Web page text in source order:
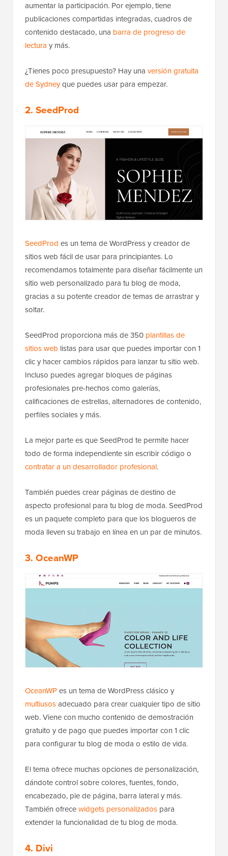
aumentar la participación. Por ejemplo, tiene
publicaciones compartidas integradas, cuadros de
contenido destacado, una barra de progreso de
lectura y más.
¿Tienes poco presupuesto? Hay una versión gratuita
de Sydneyque puedes usar para empezar.
2. SeedProd
SeedProd es un tema de WordPress y creador de
sitios web fácil de usar para principiantes. Lo
recomendamos totalmente para diseñar fácilmente un
sitio web personalizado para tu blog de moda,
gracias a su potente creador de temas de arrastrar y
soltar.
SeedProd proporciona más de 350 plantillas de
sitios web listas para usar que puedes importar con 1
clic y hacer cambios rápidos para lanzar tu sitio web.
Incluso puedes agregar bloques de páginas
profesionales pre-hechos como galerías,
calificaciones de estrellas, alternadores de contenido,
perfiles sociales y más.
La mejor parte es que SeedProd te permite hacer
todo de forma independiente sin escribir código o
contratar a un desarrollador profesional.
También puedes crear páginas de destino de
aspecto profesional para tu blog de moda. SeedProd
es un paquete completo para que los blogueros de
moda lleven su trabajo en línea en un par de minutos.
3. OceanWP
OceanWPes un tema de WordPress clásico y
multiusosadecuado para crear cualquier tipo de sitio
web. Viene con mucho contenido de demostración
gratuito y de pago que puedes importar con 1 clic
para configurar tu blog de moda o estilo de vida.
El tema ofrece muchas opciones de personalización,
dándote control sobre colores, fuentes, fondo,
encabezado, pie de página, barra lateral y más.
También ofrecewidgets personalizados para
extender la funcionalidad de tu blog de moda.
4. Divi